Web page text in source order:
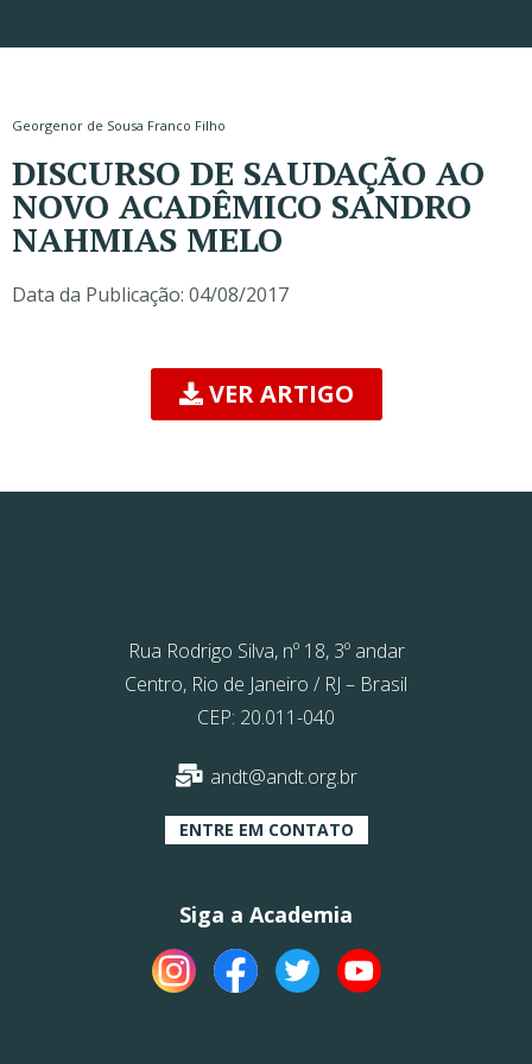
Georgenor de Sousa Franco Filho
DISCURSO DE SAUDAÇÃO AO
NOVO ACADÊMICO SANDRO
NAHMIAS MELO
Data da Publicação: 04/08/2017
VER ARTIGO
Rua Rodrigo Silva, nº 18, 3º andar
Centro, Rio de Janeiro / RJ – Brasil
CEP: 20.011-040
andt@andt.org.br
ENTRE EM CONTATO
Siga a Academia